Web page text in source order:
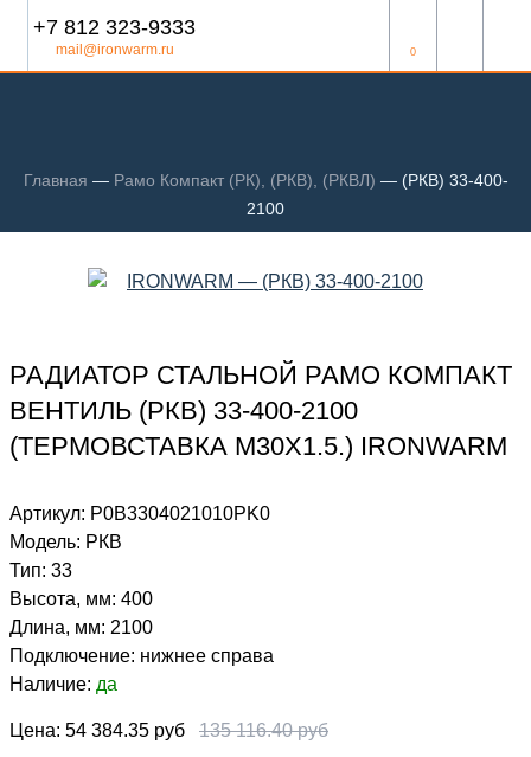
+7 812 323-9333
mail@ironwarm.ru 0
Главная — Рамо Компакт (РК), (РКВ), (РКВЛ) — (РКВ) 33-400-
2100
РАДИАТОР СТАЛЬНОЙ РАМО КОМПАКТ
ВЕНТИЛЬ (РКВ) 33-400-2100
(ТЕРМОВСТАВКА М30Х1.5.) IRONWARM
Артикул: Р0В3304021010PK0
Модель: РКВ
Тип: 33
Высота, мм: 400
Длина, мм: 2100
Подключение: нижнее справа
Наличие: да
Цена: 54 384.35 руб 135 116.40 руб